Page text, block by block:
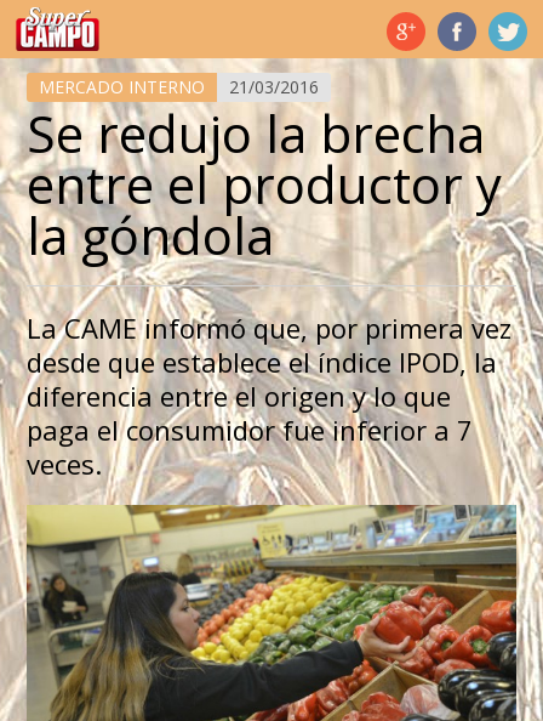
Temas de hoy
MERCADO INTERNO 21/03/2016
Se redujo la brecha
entre el productor y
la góndola
La CAME informó que, por primera vez
desde que establece el índice IPOD, la
diferencia entre el origen y lo que
paga el consumidor fue inferior a 7
veces.